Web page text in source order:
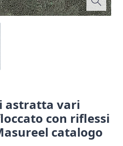
astratta vari
con riflessi
catalogo